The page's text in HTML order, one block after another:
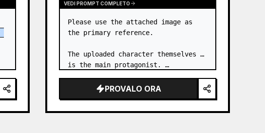
VEDI PROMPT COMPLETO
Please use the attached image as
the primary reference.
The uploaded character themselves
is the main protagonist. …
PROVALO ORA